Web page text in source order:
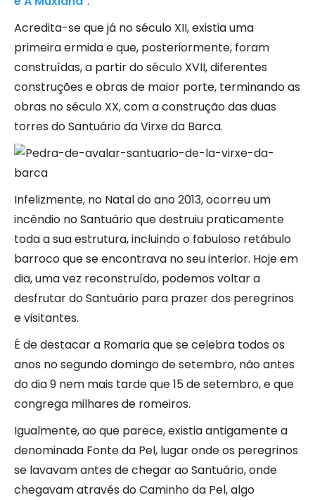
Acredita-se que já no século XII, existia uma
primeira ermida e que, posteriormente, foram
construídas, a partir do século XVII, diferentes
construções e obras de maior porte, terminando as
obras no século XX, com a construção das duas
torres do Santuário da Virxe da Barca.
Infelizmente, no Natal do ano 2013, ocorreu um
incêndio no Santuário que destruiu praticamente
toda a sua estrutura, incluindo o fabuloso retábulo
barroco que se encontrava no seu interior. Hoje em
dia, uma vez reconstruído, podemos voltar a
desfrutar do Santuário para prazer dos peregrinos
e visitantes.
É de destacar a Romaria que se celebra todos os
anos no segundo domingo de setembro, não antes
do dia 9 nem mais tarde que 15 de setembro, e que
congrega milhares de romeiros.
Igualmente, ao que parece, existia antigamente a
denominada Fonte da Pel, lugar onde os peregrinos
se lavavam antes de chegar ao Santuário, onde
chegavam através do Caminho da Pel, algo